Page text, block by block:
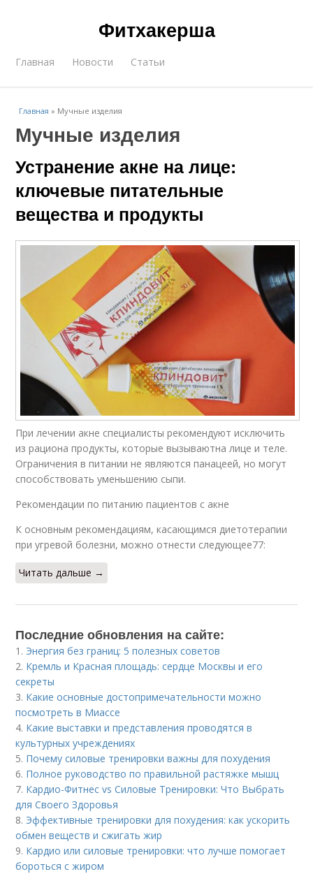
Фитхакерша
Главная Новости Статьи
Главная » Мучные изделия
Мучные изделия
Устранение акне на лице:
ключевые питательные
вещества и продукты
При лечении акне специалисты рекомендуют исключить
из рациона продукты, которые вызываютна лице и теле.
Ограничения в питании не являются панацеей, но могут
способствовать уменьшению сыпи.
Рекомендации по питанию пациентов с акне
К основным рекомендациям, касающимся диетотерапии
при угревой болезни, можно отнести следующее77:
Читать дальше →
Последние обновления на сайте:
1. Энергия без границ: 5 полезных советов
2. Кремль и Красная площадь: сердце Москвы и его
секреты
3. Какие основные достопримечательности можно
посмотреть в Миассе
4. Какие выставки и представления проводятся в
культурных учреждениях
5. Почему силовые тренировки важны для похудения
6. Полное руководство по правильной растяжке мышц
7. Кардио-Фитнес vs Силовые Тренировки: Что Выбрать
для Своего Здоровья
8. Эффективные тренировки для похудения: как ускорить
обмен веществ и сжигать жир
9. Кардио или силовые тренировки: что лучше помогает
бороться с жиром